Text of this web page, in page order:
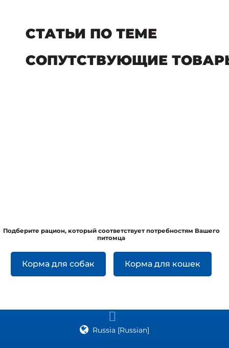
СТАТЬИ ПО ТЕМЕ
СОПУТСТВУЮЩИЕ
Подберите рацион, который соответствует потребностям Вашего
питомца
Корма для собак Корма для кошек
Russia [Russian]